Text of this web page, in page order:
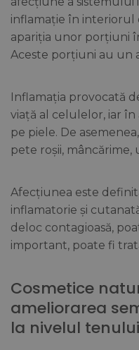
inflamație în interiorul
apariția unor porțiuni
Aceste porțiuni au un
Inflamația provocată
viață al celulelor, iar
pe piele. De
pete roșii,
Afecțiunea este
inflamatorie și
deloc contagioasă,
important, poate fi
Cosmetice
ameliorarea
la nivelul tenului